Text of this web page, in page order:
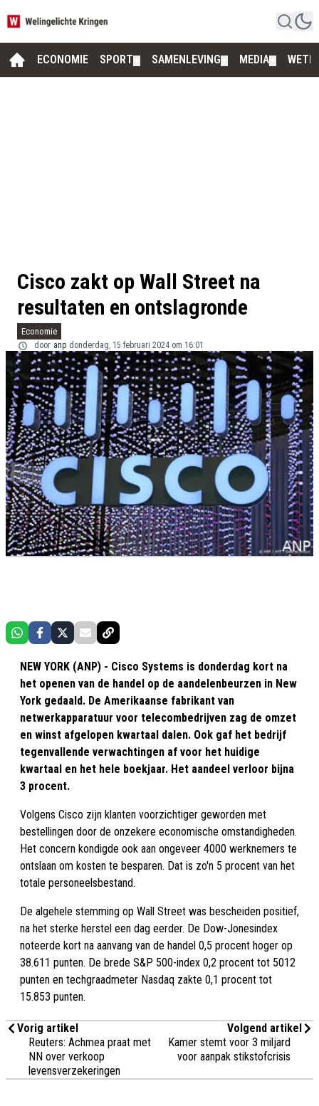
ECONOMIE SPORT SAMENLEVING MEDIA
Cisco zakt op Wall Street na
resultaten en ontslagronde
Economie
door anp donderdag, 15 februari 2024 om 16:01
NEW YORK (ANP) - Cisco Systems is donderdag kort na
het openen van de handel op de aandelenbeurzen in New
York gedaald. De Amerikaanse fabrikant van
netwerkapparatuur voor telecombedrijven zag de omzet
en winst afgelopen kwartaal dalen. Ook gaf het bedrijf
tegenvallende verwachtingen af voor het huidige
kwartaal en het hele boekjaar. Het aandeel verloor bijna
3 procent.
Volgens Cisco zijn klanten voorzichtiger geworden met
bestellingen door de onzekere economische omstandigheden.
Het concern kondigde ook aan ongeveer 4000 werknemers te
ontslaan om kosten te besparen. Dat is zo'n 5 procent van het
totale personeelsbestand.
De algehele stemming op Wall Street was bescheiden positief,
na het sterke herstel een dag eerder. De Dow-Jonesindex
noteerde kort na aanvang van de handel 0,5 procent hoger op
38.611 punten. De brede S&P 500-index 0,2 procent tot 5012
punten en techgraadmeter Nasdaq zakte 0,1 procent tot
15.853 punten.
Vorig artikel
Reuters: Achmea praat met
NN over verkoop
levensverzekeringen
Volgend artikel
Kamer stemt voor 3 miljard
voor aanpak stikstofcrisis